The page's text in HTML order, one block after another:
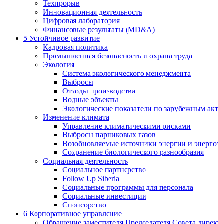
Техпрорыв
Инновационная деятельность
Цифровая лаборатория
Финансовые результаты (MD&A)
5 Устойчивое развитие
Кадровая политика
Промышленная безопасность и охрана труда
Экология
Система экологического менеджмента
Выбросы
Отходы производства
Водные объекты
Экологические показатели по зарубежным
Изменение климата
Управление климатическими рисками
Выбросы парниковых газов
Возобновляемые источники энергии и
Сохранение биологического разнообразия
Социальная деятельность
Социальное партнерство
Follow Up Siberia
Социальные программы для персонала
Социальные инвестиции
Спонсорство
6 Корпоративное управление
Обращение заместителя Председателя Совета